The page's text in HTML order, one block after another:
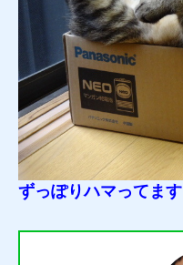
ずっぽりハマってます